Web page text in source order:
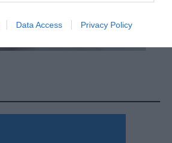
Data Access Privacy Policy